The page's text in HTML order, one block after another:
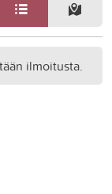
ilmoitusta.